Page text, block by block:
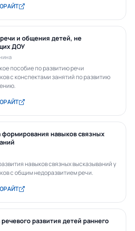
и общения детей, не
ДОУ
пособие по развитию речи
с конспектами занятий по развитию
навыков связных
навыков связных высказываний у
с общим недоразвитием речи.
развития детей раннего